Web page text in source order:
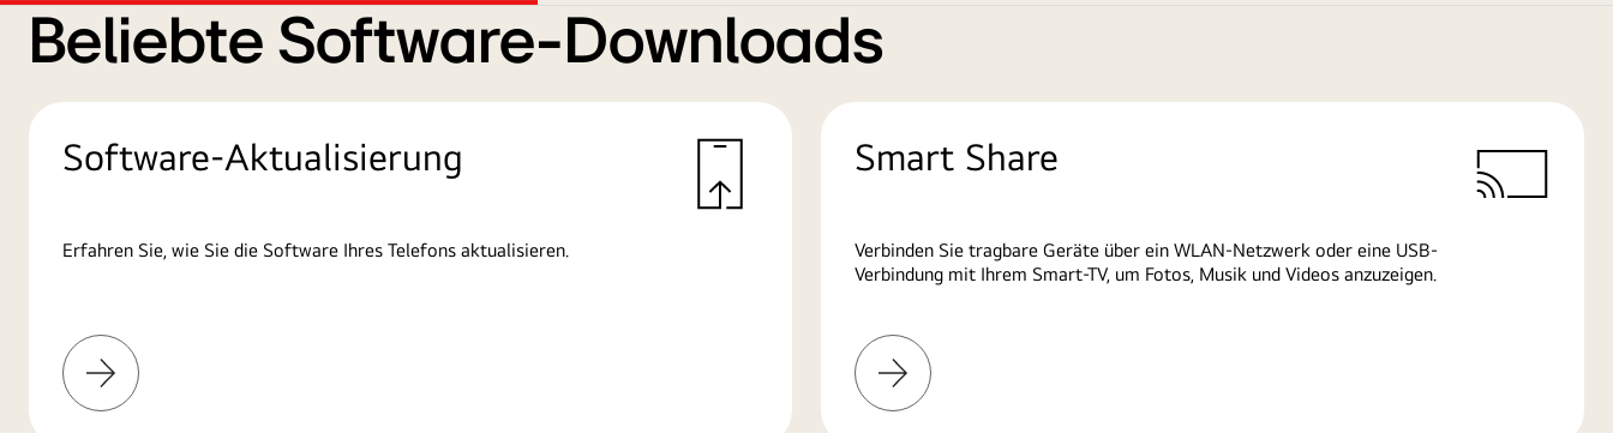
Beliebte Software-Downloads
Software-Aktualisierung
Erfahren Sie, wie Sie die Software Ihres Telefons aktualisieren.
Mehr
erfahren
Smart Share
Verbinden Sie tragbare Geräte über ein WLAN-Netzwerk oder eine USB-
Verbindung mit Ihrem Smart-TV, um Fotos, Musik und Videos anzuzeigen.
Mehr
erfahren